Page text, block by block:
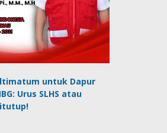
untuk Dapur
Urus SLHS atau